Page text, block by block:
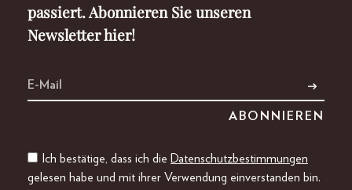
passiert. Abonnieren Sie unseren
Newsletter hier!
Ich bestätige, dass ich die Datenschutzbestimmungen
gelesen habe und mit ihrer Verwendung einverstanden bin.